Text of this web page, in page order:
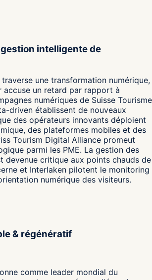
intelligente de
une transformation numérique,
accuse un retard par rapport à
numériques de Suisse Tourisme
driven établissent de nouveaux
des opérateurs innovants déploient
des plateformes mobiles et des
Tourism Digital Alliance promeut
parmi les PME. La gestion des
devenue critique aux points chauds de
et Interlaken pilotent le monitoring
numérique des visiteurs.
& régénératif
comme leader mondial du